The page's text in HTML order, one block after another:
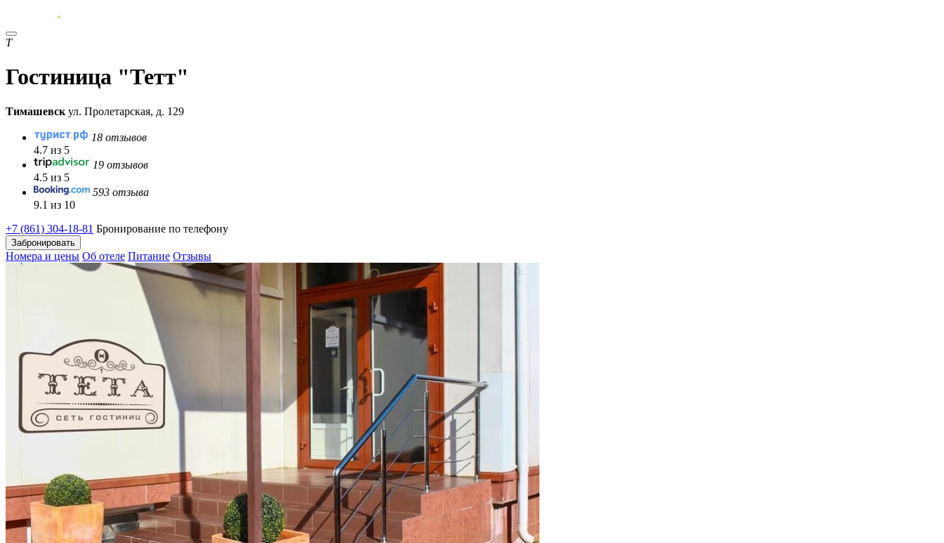
Т
Гостиница "Тетт"
Тимашевск ул. Пролетарская, д. 129
18 отзывов
4.7 из 5
19 отзывов
4.5 из 5
593 отзыва
9.1 из 10
+7 (861) 304-18-81 Бронирование по телефону
Забронировать
Номера и цены Об отеле Питание Отзывы